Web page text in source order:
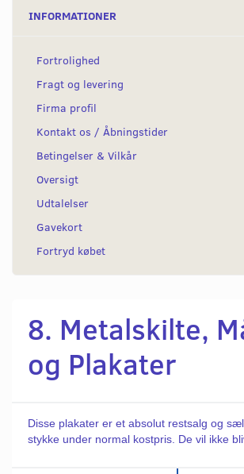
INFORMATIONER
Fortrolighed
Fragt og levering
Firma profil
Kontakt os / Åbningstider
Betingelser & Vilkår
Oversigt
Udtalelser
Gavekort
Fortryd købet
8. Metalskilte,
og Plakater
Disse plakater er et absolut restsalg og
stykke under normal kostpris. De vil ikke